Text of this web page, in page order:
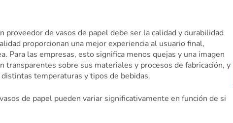
de vasos de papel debe ser la calidad y durabilidad
proporcionan una mejor experiencia al usuario final,
Para las empresas, esto significa menos quejas y una imagen
transparentes sobre sus materiales y procesos de fabricación, y
temperaturas y tipos de bebidas.
de papel pueden variar significativamente en función de si